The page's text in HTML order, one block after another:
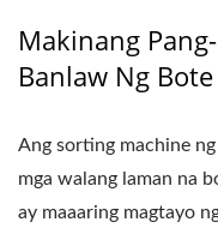
Makinang Pang-
Banlaw Ng Bote
Ang sorting machine ng
mga walang laman na
ay maaaring magtayo